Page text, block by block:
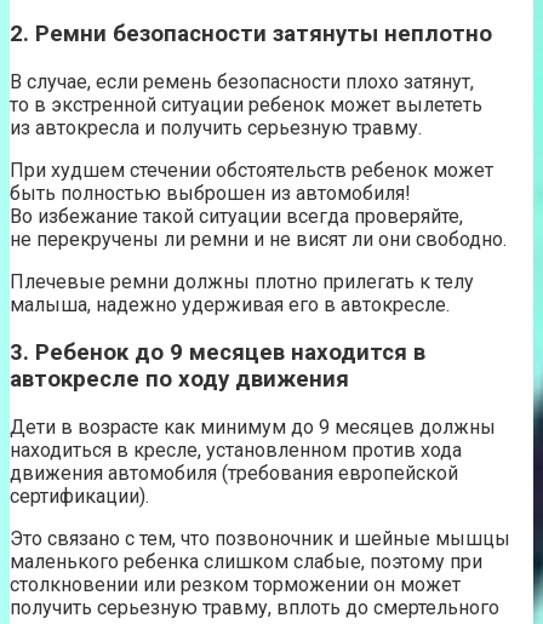
2. Ремни безопасности затянуты неплотно
В случае, если ремень безопасности плохо затянут,
то в экстренной ситуации ребенок может вылететь
из автокресла и получить серьезную травму.
При худшем стечении обстоятельств ребенок может
быть полностью выброшен из автомобиля!
Во избежание такой ситуации всегда проверяйте,
не перекручены ли ремни и не висят ли они свободно.
Плечевые ремни должны плотно прилегать к телу
малыша, надежно удерживая его в автокресле.
3. Ребенок до 9 месяцев находится в
автокресле по ходу движения
Дети в возрасте как минимум до 9 месяцев должны
находиться в кресле, установленном против хода
движения автомобиля (требования европейской
сертификации).
Это связано с тем, что позвоночник и шейные мышцы
маленького ребенка слишком слабые, поэтому при
столкновении или резком торможении он может
получить серьезную травму, вплоть до смертельного